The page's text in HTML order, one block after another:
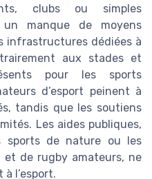
clubs ou simples
manque de moyens
infrastructures dédiées à
aux stades et
pour les sports
d’esport peinent à
tandis que les soutiens
Les aides publiques,
sports de nature ou les
de rugby amateurs, ne
l’esport.